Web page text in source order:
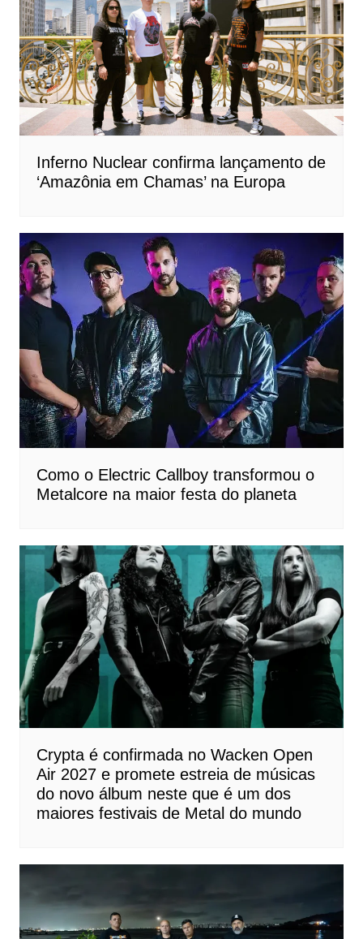
Inferno Nuclear confirma lançamento de
‘Amazônia em Chamas’ na Europa
Como o Electric Callboy transformou o
Metalcore na maior festa do planeta
Crypta é confirmada no Wacken Open
Air 2027 e promete estreia de músicas
do novo álbum neste que é um dos
maiores festivais de Metal do mundo